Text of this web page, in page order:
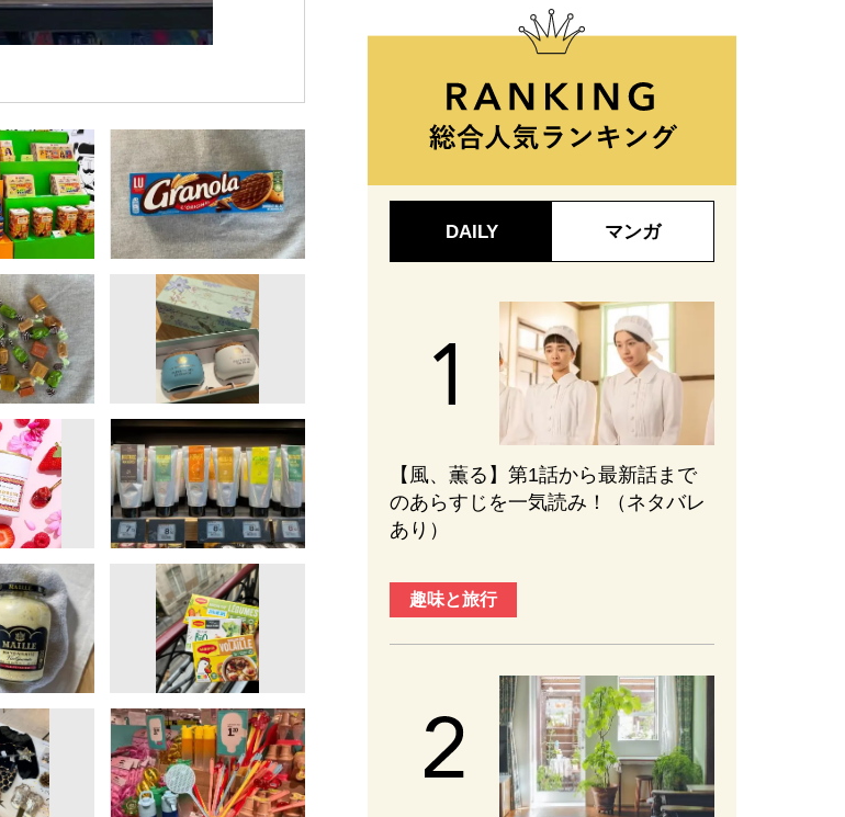
DAILY マンガ
【風、薫る】第1話から最新話まで
のあらすじを一気読み！（ネタバレ
あり）
趣味と旅行